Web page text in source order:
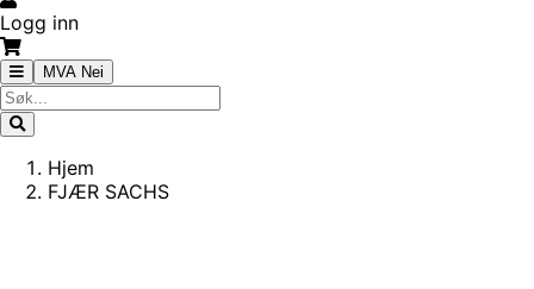
Logg inn
MVA Nei
Hjem
FJÆR SACHS